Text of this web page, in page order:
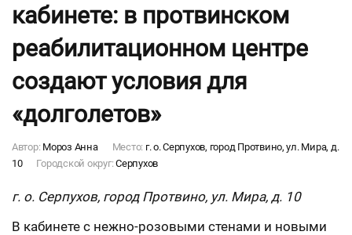
кабинете: в протвинском
реабилитационном центре
создают условия для
«долголетов»
Автор: Мороз Анна Место: г. о. Серпухов, город Протвино, ул. Мира, д.
10
Городской округ:Серпухов
г. о. Серпухов, город Протвино, ул. Мира, д. 10
В кабинете с нежно-розовыми стенами и новыми